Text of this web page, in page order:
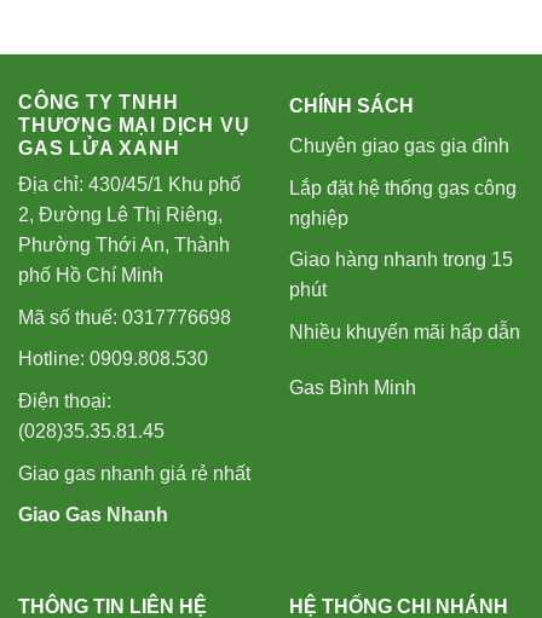
CÔNG TY TNHH
THƯƠNG MẠI DỊCH VỤ
GAS LỬA XANH
Địa chỉ: 430/45/1 Khu phố
2, Đường Lê Thị Riêng,
Phường Thới An, Thành
phố Hồ Chí Minh
Mã số thuế: 0317776698
Hotline: 0909.808.530
Điện thoại:
(028)35.35.81.45
Giao gas nhanh giá rẻ nhất
Giao Gas Nhanh
CHÍNH SÁCH
Chuyên giao gas gia đình
Lắp đặt hệ thống gas công
nghiệp
Giao hàng nhanh trong 15
phút
Nhiều khuyến mãi hấp dẫn
Gas Bình Minh
THÔNG TIN LIÊN HỆ
HỆ THỐNG CHI NHÁNH